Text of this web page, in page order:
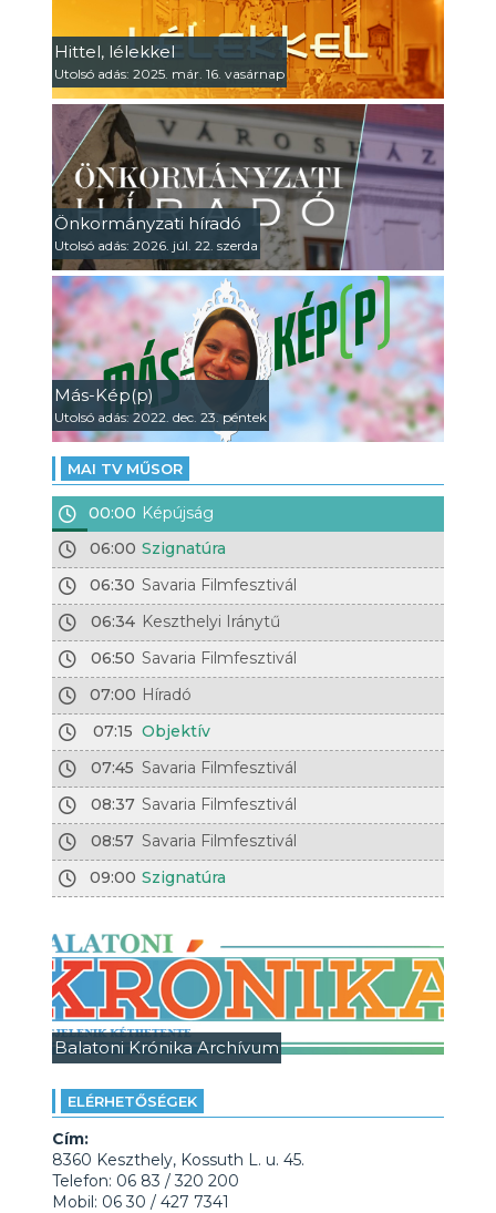
Hittel, lélekkel
Utolsó adás: 2025. már. 16. vasárnap
Önkormányzati híradó
Utolsó adás: 2026. júl. 22. szerda
Más-Kép(p)
Utolsó adás: 2022. dec. 23. péntek
MAI TV MŰSOR
00:00 Képújság
06:00 Szignatúra
06:30 Savaria Filmfesztivál
06:34 Keszthelyi Iránytű
06:50 Savaria Filmfesztivál
07:00 Híradó
07:15 Objektív
07:45 Savaria Filmfesztivál
08:37 Savaria Filmfesztivál
08:57 Savaria Filmfesztivál
09:00 Szignatúra
Balatoni Krónika Archívum
ELÉRHETŐSÉGEK
Cím:
8360 Keszthely, Kossuth L. u. 45.
Telefon: 06 83 / 320 200
Mobil: 06 30 / 427 7341